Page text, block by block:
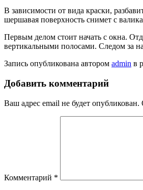
В зависимости от вида краски,
шершавая поверхность снимет с
Первым делом стоит начать с окна.
вертикальными полосами. Следом за
Запись опубликована автором admin в
Добавить комментарий
Ваш адрес email не будет опубликован.
Комментарий *